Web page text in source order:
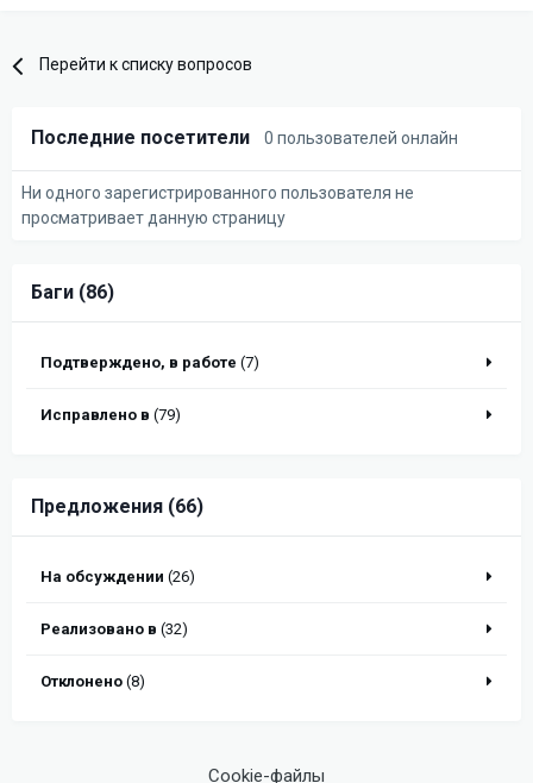
Перейти к списку вопросов
Последние посетители 0 пользователей онлайн
Ни одного зарегистрированного пользователя не
просматривает данную страницу
Баги (86)
Подтверждено, в работе (7)
Исправлено в (79)
Предложения (66)
На обсуждении (26)
Реализовано в (32)
Отклонено (8)
Cookie-файлы